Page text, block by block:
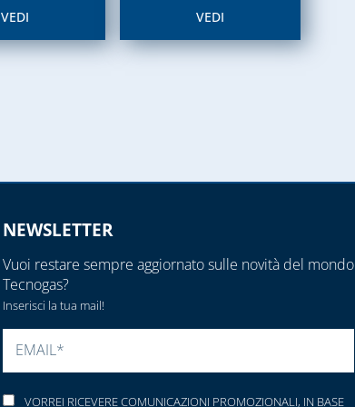
VEDI VEDI
NEWSLETTER
Vuoi restare sempre aggiornato sulle novità del mondo
Tecnogas?
Inserisci la tua mail!
SI PREGA DI LASCIARE VUOTO QUESTO
VORREI RICEVERE COMUNICAZIONI PROMOZIONALI, IN BASE